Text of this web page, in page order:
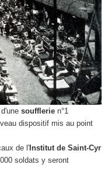
soufflerien°1
dispositif mis au point
de l'Institut de Saint-Cyr
soldats y seront